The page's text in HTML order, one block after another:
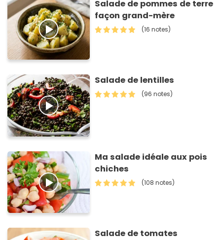
Salade de pommes de terre
façon grand-mère
(16 notes)
Salade de lentilles
(96 notes)
Ma salade idéale aux pois
chiches
(108 notes)
Salade de tomates